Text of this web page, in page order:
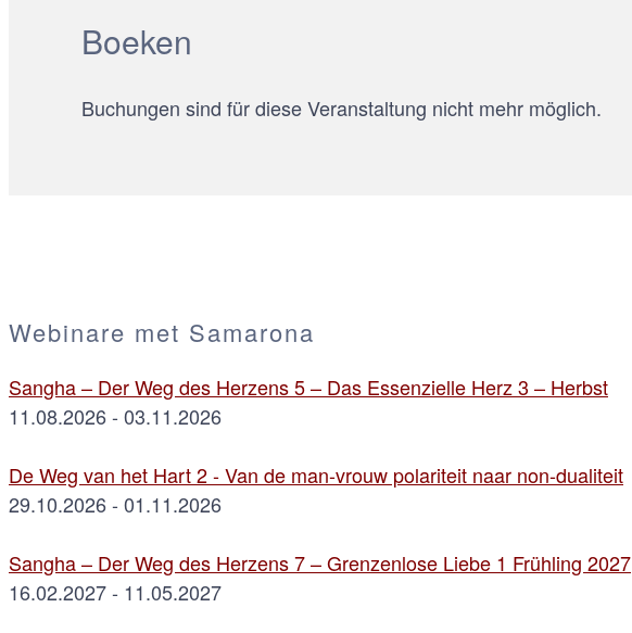
Boeken
Buchungen sind für diese Veranstaltung nicht mehr möglich.
Webinare met Samarona
Sangha – Der Weg des Herzens 5 – Das Essenzielle Herz 3 – Herbst
11.08.2026 - 03.11.2026
De Weg van het Hart 2 - Van de man-vrouw polariteit naar non-dualiteit
29.10.2026 - 01.11.2026
Sangha – Der Weg des Herzens 7 – Grenzenlose Liebe 1 Frühling 2027
16.02.2027 - 11.05.2027